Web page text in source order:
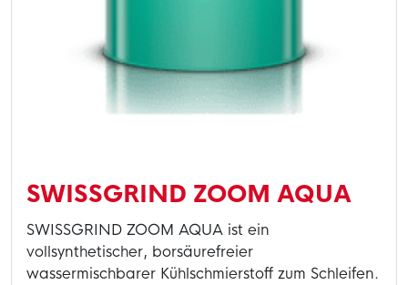
SWISSGRIND ZOOM AQUA
SWISSGRIND ZOOM AQUA ist ein
vollsynthetischer, borsäurefreier
wassermischbarer Kühlschmierstoff zum Schleifen.